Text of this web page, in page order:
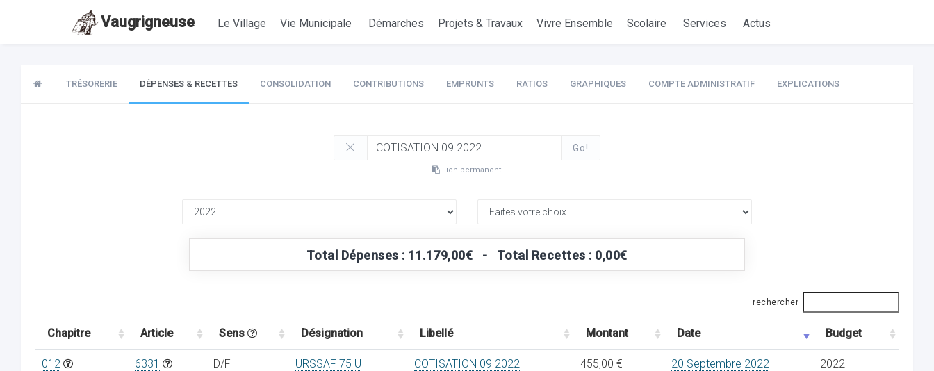
Vaugrigneuse Le Village Vie Municipale Démarches Projets & Travaux Vivre Ensemble Scolaire Services Actus
TRÉSORERIE DÉPENSES & RECETTES CONSOLIDATION CONTRIBUTIONS EMPRUNTS RATIOS GRAPHIQUES COMPTE ADMINISTRATIF EXPLICATIONS
Go!
Lien permanent
Total Dépenses : 11.179,00€ - Total Recettes : 0,00€
rechercher
Chapitre Article Sens Désignation Libellé Montant Date Budget
012 6331 D/F URSSAF 75 U COTISATION 09 2022 455,00 € 20 Septembre 2022 2022